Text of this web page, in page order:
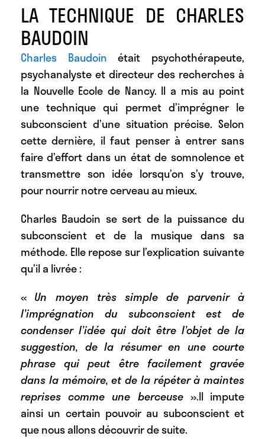
LA TECHNIQUE DE CHARLES
BAUDOIN
Charles Baudoin était psychothérapeute,
psychanalyste et directeur des recherches à
la Nouvelle Ecole de Nancy. Il a mis au point
une technique qui permet d’imprégner le
subconscient d’une situation précise. Selon
cette dernière, il faut penser à entrer sans
faire d’effort dans un état de somnolence et
transmettre son idée lorsqu’on s’y trouve,
pour nourrir notre cerveau au mieux.
Charles Baudoin se sert de la puissance du
subconscient et de la musique dans sa
méthode. Elle repose sur l’explication suivante
qu’il a livrée :
« Un moyen très simple de parvenir à
l’imprégnation du subconscient est de
condenser l’idée qui doit être l’objet de la
suggestion, de la résumer en une courte
phrase qui peut être facilement gravée
dans la mémoire, et de la répéter à maintes
reprises comme une berceuse ».Il impute
ainsi un certain pouvoir au subconscient et
que nous allons découvrir de suite.